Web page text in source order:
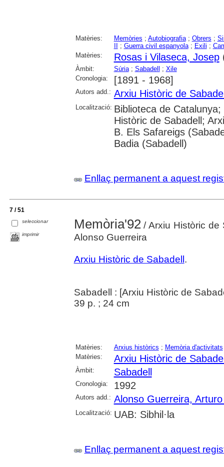
Matèries: Memòries ; Autobiografia; Obrers ;
II ; Guerra civil espanyola; Exili ;
Matèries:
Rosas i Vilaseca, Josep
Àmbit: Súria; Sabadell ; Xile
Cronologia:
[1891 - 1968]
Autors add.: Arxiu Històric de
Localització: Biblioteca de
Històric de Sabadell;
B. Els Safareigs
Badia (Sabadell)
Enllaç permanent a aquest
7 / 51
seleccionar
imprimir
Memòria'92/ Arxiu Històric de
Alonso Guerreira
Arxiu Històric de Sabadell.
Sabadell : [Arxiu Històric de
39 p. ; 24 cm
Matèries: Arxius històrics ; Memòria d'activitats
Matèries:
Arxiu Històric de
Àmbit: Sabadell
Cronologia: 1992
Autors add.: Alonso Guerreira,
Localització: UAB: Sibhil·la
Enllaç permanent a aquest